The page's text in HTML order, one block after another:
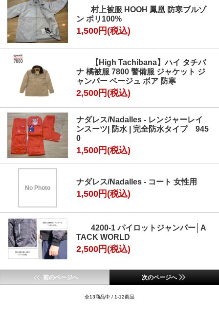
村上被服 HOOH 鳳凰 防寒ブルゾ
ン ポリ100%
1,500円(税込)
【High Tachibana】ハイ タチバ
ナ 橘被服 7800 警備服 ジャケット ジ
ャンパー ベージュ ボア 防寒
2,500円(税込)
ナダレス/Nadalles - レンジャーレイ
ンスーツ| 防水 | 完全防水タイプ 945
0
1,500円(税込)
No Photo
ナダレス/Nadalles - コート 女性用
1,500円(税込)
4200-1 パイロットジャンパー│A
TACK WORLD
2,500円(税込)
前のページへ 次のページへ
全13商品中 / 1-12商品